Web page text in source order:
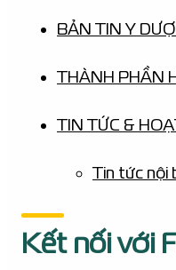
BẢN TIN Y
THÀNH PHẦN
TIN TỨC &
Tin tức nội
Kết nối với